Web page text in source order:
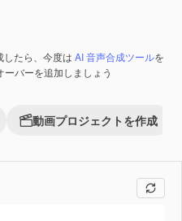
たら、今度は AI 音声合成ツールを
バーを追加しましょう
動画プロジェクトを作成